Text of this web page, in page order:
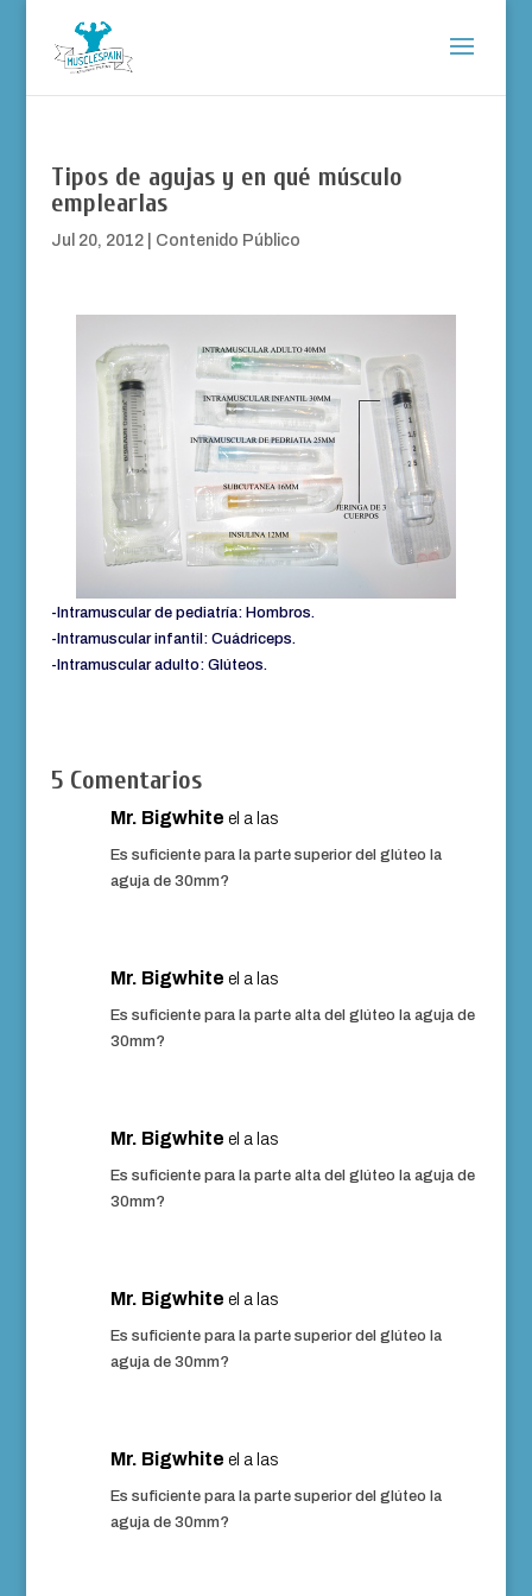
Tipos de agujas y en qué músculo
emplearlas
Jul 20, 2012| Contenido Público
-Intramuscular de pediatría: Hombros.
-Intramuscular infantil: Cuádriceps.
-Intramuscular adulto: Glúteos.
5 Comentarios
Mr. Bigwhite el a las
Es suficiente para la parte superior del glúteo la
aguja de 30mm?
Mr. Bigwhite el a las
Es suficiente para la parte alta del glúteo la aguja de
30mm?
Mr. Bigwhite el a las
Es suficiente para la parte alta del glúteo la aguja de
30mm?
Mr. Bigwhite el a las
Es suficiente para la parte superior del glúteo la
aguja de 30mm?
Mr. Bigwhite el a las
Es suficiente para la parte superior del glúteo la
aguja de 30mm?